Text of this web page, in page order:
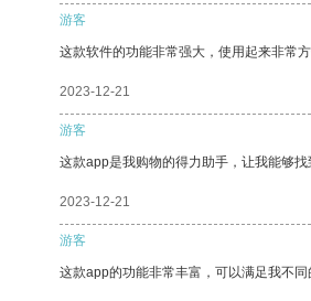
游客
这款软件的功能非常强大，使用起来非常方
2023-12-21
游客
这款app是我购物的得力助手，让我能够
2023-12-21
游客
这款app的功能非常丰富，可以满足我不同